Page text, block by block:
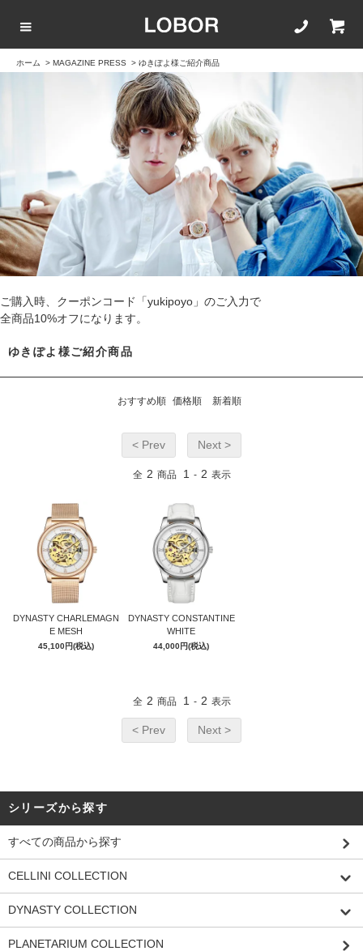
COLLECTION LIST
カラーで選ぶ
WHITE
ROSEGOLD
BLUE
SILVER
文字盤サイズ
35mm
ストラップ
16mm
ホーム > MAGAZINE PRESS > ゆきぽよ様ご紹介商品
ご購入時、クーポンコード「yukipoyo」のご入力で
全商品10%オフになります。
ゆきぽよ様ご紹介商品
おすすめ順 価格順 新着順
< Prev Next >
全 2 商品 1 - 2 表示
DYNASTY CHARLEMAGN
E MESH
45,100円(税込)
DYNASTY CONSTANTINE
WHITE
44,000円(税込)
全 2 商品 1 - 2 表示
< Prev Next >
シリーズから探す
すべての商品から探す
CELLINI COLLECTION
DYNASTY COLLECTION
PLANETARIUM COLLECTION